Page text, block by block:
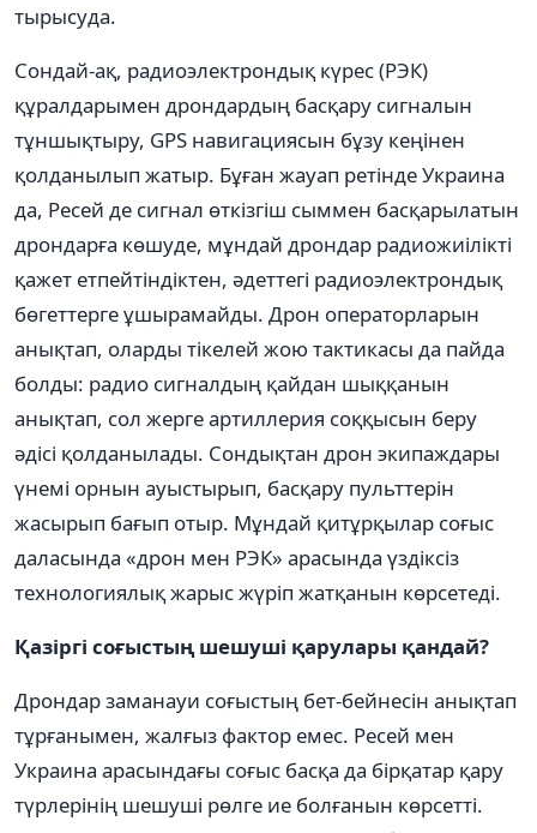
тырысуда.
Сондай-ақ, радиоэлектрондық күрес (РЭК)
құралдарымен дрондардың басқару сигналын
тұншықтыру, GPS навигациясын бұзу кеңінен
қолданылып жатыр. Бұған жауап ретінде Украина
да, Ресей де сигнал өткізгіш сыммен басқарылатын
дрондарға көшуде, мұндай дрондар радиожиілікті
қажет етпейтіндіктен, әдеттегі радиоэлектрондық
бөгеттерге ұшырамайды. Дрон операторларын
анықтап, оларды тікелей жою тактикасы да пайда
болды: радио сигналдың қайдан шыққанын
анықтап, сол жерге артиллерия соққысын беру
әдісі қолданылады. Сондықтан дрон экипаждары
үнемі орнын ауыстырып, басқару пульттерін
жасырып бағып отыр. Мұндай қитұрқылар соғыс
даласында «дрон мен РЭК» арасында үздіксіз
технологиялық жарыс жүріп жатқанын көрсетеді.
Қазіргі соғыстың шешуші қарулары қандай?
Дрондар заманауи соғыстың бет-бейнесін анықтап
тұрғанымен, жалғыз фактор емес. Ресей мен
Украина арасындағы соғыс басқа да бірқатар қару
түрлерінің шешуші рөлге ие болғанын көрсетті.